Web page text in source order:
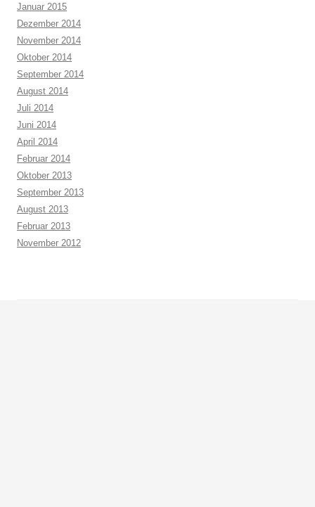
Januar 2015
Dezember 2014
November 2014
Oktober 2014
September 2014
August 2014
Juli 2014
Juni 2014
April 2014
Februar 2014
Oktober 2013
September 2013
August 2013
Februar 2013
November 2012